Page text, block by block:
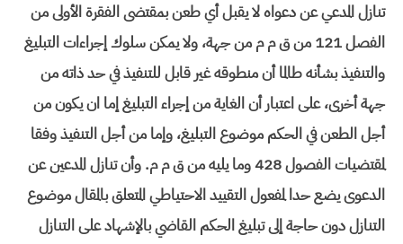
تنازل المدعي عن دعواه لا يقبل أي طعن بمقتضى الفقرة الأولى من
الفصل 121 من ق م م من جهة، ولا يمكن سلوك إجراءات التبليغ
والتنفيذ بشأنه طالما أن منطوقه غير قابل للتنفيذ في حد ذاته من
جهة أخرى، على اعتبار أن الغاية من إجراء التبليغ إما ان يكون من
أجل الطعن في الحكم موضوع التبليغ، وإما من أجل التنفيذ وفقا
لمقتضيات الفصول 428 وما يليه من ق م م. وأن تنازل المدعين عن
الدعوى يضع حدا لمفعول التقييد الاحتياطي المتعلق بالمقال موضوع
التنازل دون حاجة إلى تبليغ الحكم القاضي بالإشهاد على التنازل